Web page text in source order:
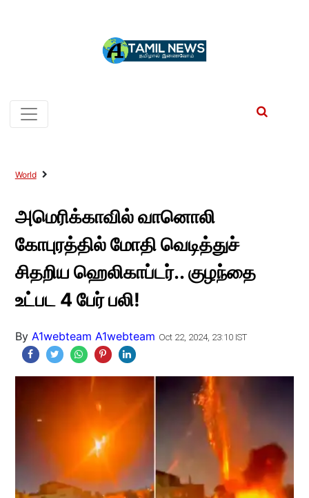
World
அமெரிக்காவில் வானொலி
கோபுரத்தில் மோதி வெடித்துச்
சிதறிய ஹெலிகாப்டர்.. குழந்தை
உட்பட 4 பேர் பலி!
By A1webteam A1webteam Oct 22, 2024, 23:10 IST